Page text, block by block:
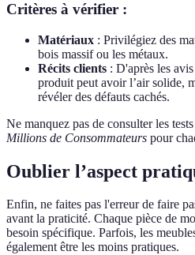
Critères à vérifier :
Matériaux : Privilégiez des
bois massif ou les métaux.
Récits clients : D'après les
produit peut avoir l’air solide,
révéler des défauts cachés.
Ne manquez pas de consulter les
Millions de Consommateurs pour
Oublier l’aspect
Enfin, ne faites pas l'erreur de faire
avant la praticité. Chaque pièce de
besoin spécifique. Parfois, les
également être les moins pratiques.